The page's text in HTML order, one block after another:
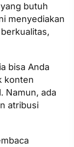
butuh
menyediakan
bisa Anda
konten
Namun, ada
atribusi